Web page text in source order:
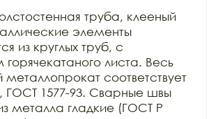
труба, клееный
элементы
из круглых труб, с
листа. Весь
соответствует
ГОСТ 1577-93. Сварные швы
металла гладкие (ГОСТ Р